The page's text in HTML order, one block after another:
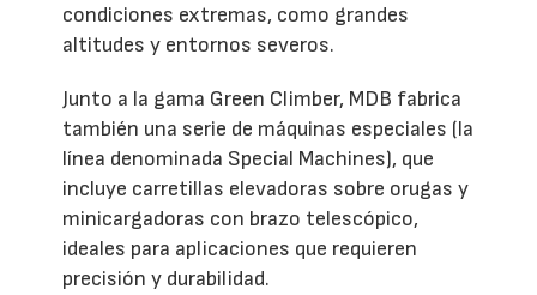
condiciones extremas, como grandes
altitudes y entornos severos.
Junto a la gama Green Climber, MDB fabrica
también una serie de máquinas especiales (la
línea denominada Special Machines), que
incluye carretillas elevadoras sobre orugas y
minicargadoras con brazo telescópico,
ideales para aplicaciones que requieren
precisión y durabilidad.